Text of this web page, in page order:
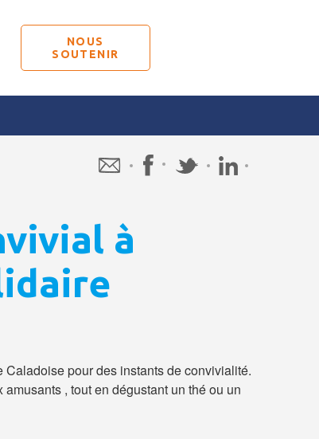
NOUS
SOUTENIR
à
pour des instants de convivialité.
, tout en dégustant un thé ou un